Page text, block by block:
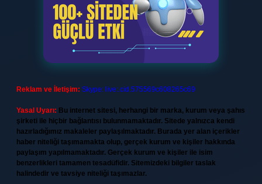
Reklam ve İletişim: Skype: live:.cid.575569c608265c69
Yasal Uyarı: Bu internet sitesi, herhangi bir marka, kurum veya şahıs
şirketi ile hiçbir bağlantısı bulunmamaktadır. Sitede yalnızca kendi
hazırladığımız makaleler paylaşılmaktadır. Burada yer alan içerikler
haber niteliği taşımamakta olup, gerçek kurum ve kişiler hakkında
paylaşım yapılmamaktadır. Gerçek kurum ve kişiler ile isim
benzerlikleri tamamen tesadüfidir. Sitemizdeki bilgiler taslak
halindedir ve tavsiye niteliği taşımazlar.